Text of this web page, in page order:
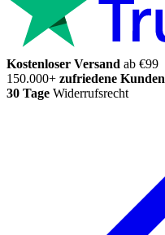
Kostenloser Versand ab €99
150.000+ zufriedene Kunden
30 Tage Widerrufsrecht